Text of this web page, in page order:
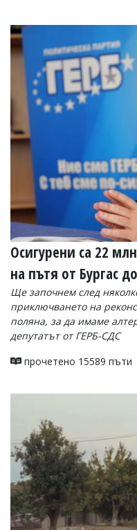
Осигурени са 22
на пътя от Бургас
Ще започнем след
приключването на
поляна, за да имаме
депутатът от ГЕРБ-СДС
прочетено 15589 пъти